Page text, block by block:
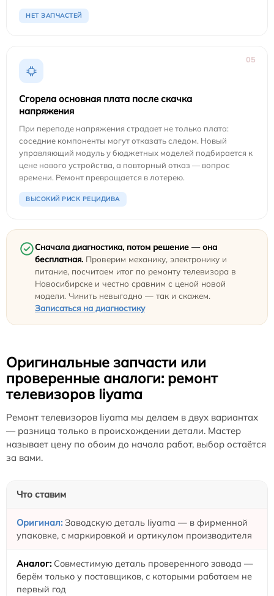
НЕТ ЗАПЧАСТЕЙ
05
Сгорела основная плата после скачка
напряжения
При перепаде напряжения страдает не только плата:
соседние компоненты могут отказать следом. Новый
управляющий модуль у бюджетных моделей подбирается к
цене нового устройства, а повторный отказ — вопрос
времени. Ремонт превращается в лотерею.
ВЫСОКИЙ РИСК РЕЦИДИВА
Сначала диагностика, потом решение — она
бесплатная. Проверим механику, электронику и
питание, посчитаем итог по ремонту телевизора в
Новосибирске и честно сравним с ценой новой
модели. Чинить невыгодно — так и скажем.
Записаться на диагностику
Оригинальные запчасти или
проверенные аналоги: ремонт
телевизоров Iiyama
Ремонт телевизоров Iiyama мы делаем в двух вариантах
— разница только в происхождении детали. Мастер
называет цену по обоим до начала работ, выбор остаётся
за вами.
Что ставим
Заводскую деталь Iiyama — в фирменной
упаковке, с маркировкой и артикулом производителя
Совместимую деталь проверенного завода —
берём только у поставщиков, с которыми работаем не
первый год